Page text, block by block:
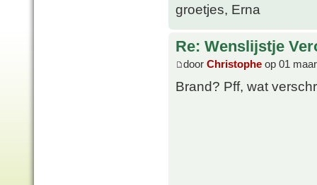
groetjes, Erna
Re: Wenslijstje
door Christophe op 01
Brand? Pff, wat